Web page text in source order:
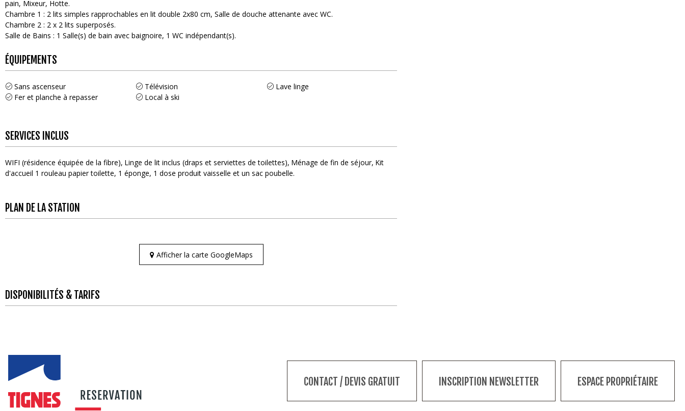
pain Mixeur Hotte
Chambre 1 : 2 lits simples rapprochables en lit double 2x80 cm Salle de douche attenante avec WC
Chambre 2 : 2 x 2 lits superposés
Salle de Bains : 1 Salle(s) de bain avec baignoire 1 WC indépendant(s)
ÉQUIPEMENTS
Sans ascenseur Télévision
Lave linge
Fer et planche à repasser
Local à ski
SERVICES INCLUS
WIFI (résidence équipée de la fibre) Linge de lit inclus (draps et serviettes de toilettes) Ménage de fin de séjour Kit
d'accueil 1 rouleau papier toilette, 1 éponge, 1 dose produit vaisselle et un sac poubelle
PLAN DE LA STATION
Afficher la carte GoogleMaps
DISPONIBILITÉS & TARIFS
CONTACT / DEVIS GRATUIT INSCRIPTION NEWSLETTER ESPACE PROPRIÉTAIRE